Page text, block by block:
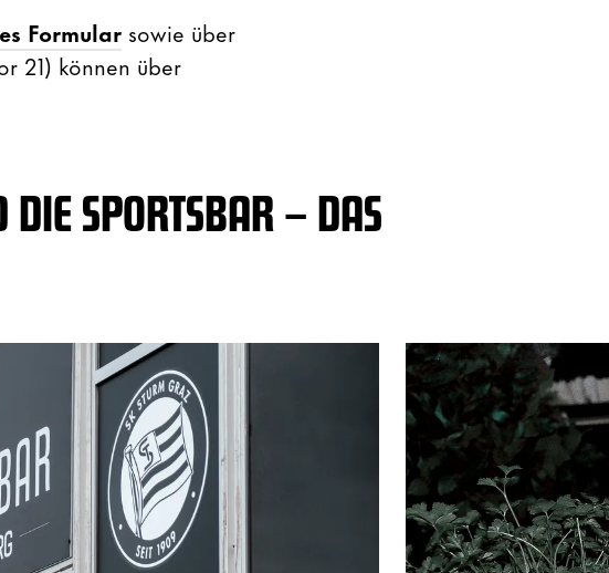
Formular sowie über
21) können über
SPORTSBAR – DAS